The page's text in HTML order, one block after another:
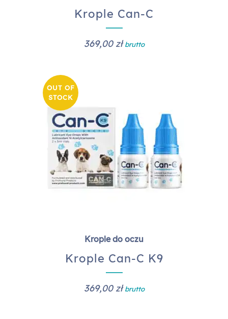
Krople Can-C
369,00 zł brutto
OUT OF
STOCK
Krople do oczu
Krople Can-C K9
369,00 zł brutto